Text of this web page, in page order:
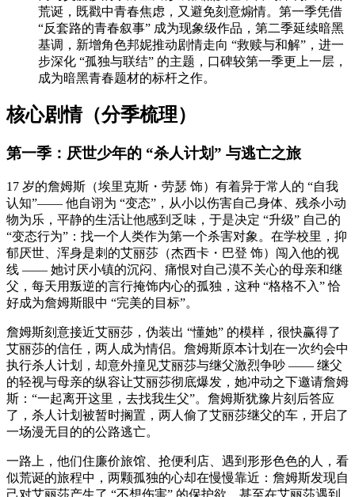
荒诞，既戳中青春焦虑，又避免刻意煽情。第一季凭借
“反套路的青春叙事” 成为现象级作品，第二季延续暗黑
基调，新增角色邦妮推动剧情走向 “救赎与和解”，进一
步深化 “孤独与联结” 的主题，口碑较第一季更上一层，
成为暗黑青春题材的标杆之作。
核心剧情（分季梳理）
第一季：厌世少年的 “杀人计划” 与逃亡之旅
17 岁的詹姆斯（埃里克斯・劳瑟 饰）有着异于常人的 “自我
认知”—— 他自诩为 “变态”，从小以伤害自己身体、残杀小动
物为乐，平静的生活让他感到乏味，于是决定 “升级” 自己的
“变态行为”：找一个人类作为第一个杀害对象。在学校里，抑
郁厌世、浑身是刺的艾丽莎（杰西卡・巴登 饰）闯入他的视
线 —— 她讨厌小镇的沉闷、痛恨对自己漠不关心的母亲和继
父，每天用叛逆的言行掩饰内心的孤独，这种 “格格不入” 恰
好成为詹姆斯眼中 “完美的目标”。
詹姆斯刻意接近艾丽莎，伪装出 “懂她” 的模样，很快赢得了
艾丽莎的信任，两人成为情侣。詹姆斯原本计划在一次约会中
执行杀人计划，却意外撞见艾丽莎与继父激烈争吵 —— 继父
的轻视与母亲的纵容让艾丽莎彻底爆发，她冲动之下邀请詹姆
斯：“一起离开这里，去找我生父”。詹姆斯犹豫片刻后答应
了，杀人计划被暂时搁置，两人偷了艾丽莎继父的车，开启了
一场漫无目的的公路逃亡。
一路上，他们住廉价旅馆、抢便利店、遇到形形色色的人，看
似荒诞的旅程中，两颗孤独的心却在慢慢靠近：詹姆斯发现自
己对艾丽莎产生了 “不想伤害” 的保护欲，甚至在艾丽莎遇到